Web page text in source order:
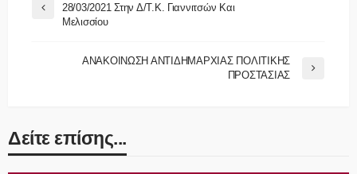
28/03/2021 Στην Δ/Τ.Κ. Γιαννιτσών Και
Μελισσίου
ΑΝΑΚΟΙΝΩΣΗ ΑΝΤΙΔΗΜΑΡΧΙΑΣ ΠΟΛΙΤΙΚΗΣ
ΠΡΟΣΤΑΣΙΑΣ
Δείτε επίσης...